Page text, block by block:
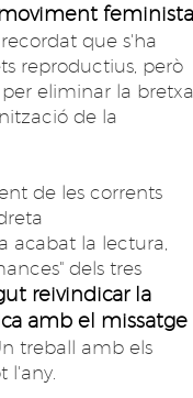
feminista
que s'ha
reproductius, però
eliminar la bretxa
de la
de les corrents
acabat la lectura,
dels tres
reivindicar la
amb el missatge
treball amb els
l'any.